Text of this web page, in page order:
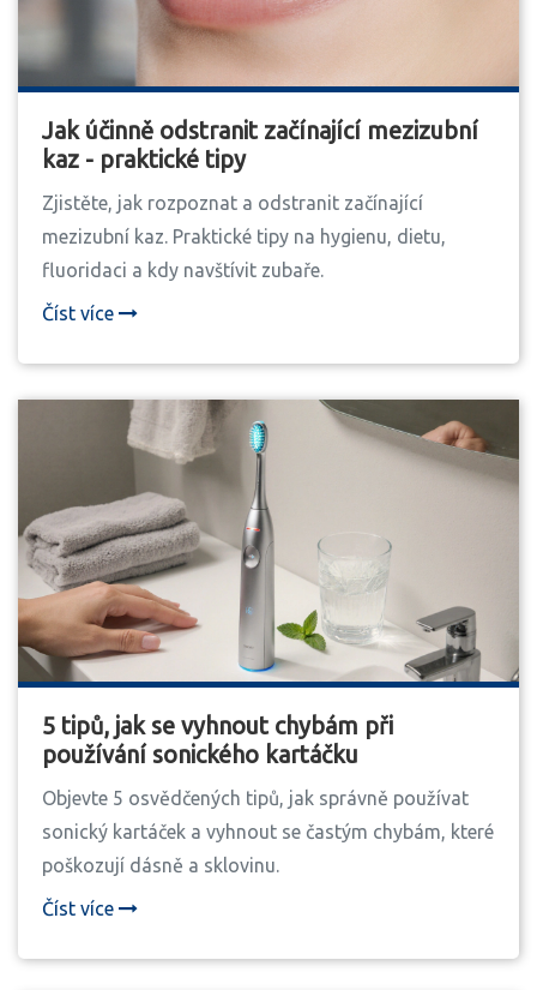
Jak účinně odstranit začínající mezizubní
kaz - praktické tipy
Zjistěte, jak rozpoznat a odstranit začínající
mezizubní kaz. Praktické tipy na hygienu, dietu,
fluoridaci a kdy navštívit zubaře.
Číst více
5 tipů, jak se vyhnout chybám při
používání sonického kartáčku
Objevte 5 osvědčených tipů, jak správně používat
sonický kartáček a vyhnout se častým chybám, které
poškozují dásně a sklovinu.
Číst více